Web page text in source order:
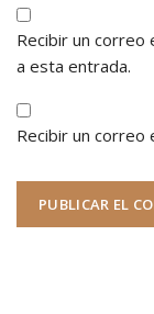
Recibir un correo
a esta entrada.
Recibir un correo